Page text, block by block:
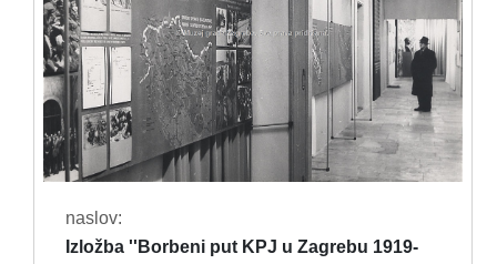
naslov:
Izložba ''Borbeni put KPJ u Zagrebu 1919-